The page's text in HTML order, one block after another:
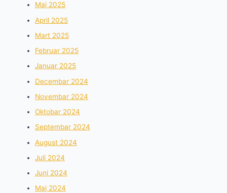
Maj 2025
April 2025
Mart 2025
Februar 2025
Januar 2025
Decembar 2024
Novembar 2024
Oktobar 2024
Septembar 2024
August 2024
Juli 2024
Juni 2024
Maj 2024